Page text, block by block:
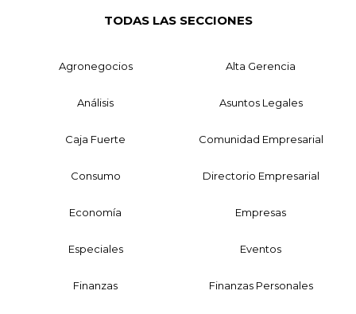
TODAS LAS SECCIONES
Agronegocios Alta Gerencia
Análisis Asuntos Legales
Caja Fuerte Comunidad Empresarial
Consumo Directorio Empresarial
Economía Empresas
Especiales Eventos
Finanzas Finanzas Personales